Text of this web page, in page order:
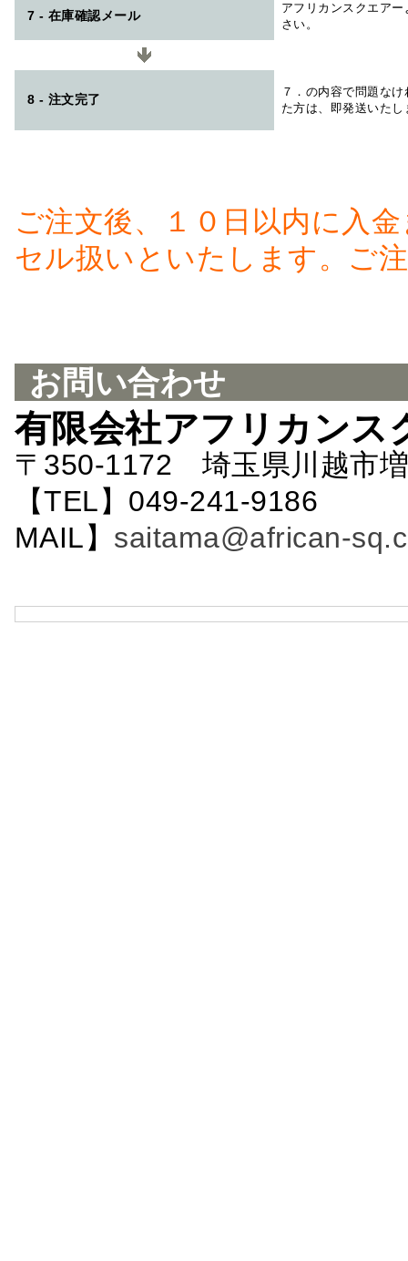
7 - 在庫確認メール
アフリカンスクエアー
さい。
8 - 注文完了
７．の内容で問題な
た方は、即発送いたし
ご注文後、１０日以内に入
セル扱いといたします。ご
お問い合わせ
有限会社アフリカンス
〒350-1172 埼玉県川越市
【TEL】049-241-
MAIL】 saitama@african-